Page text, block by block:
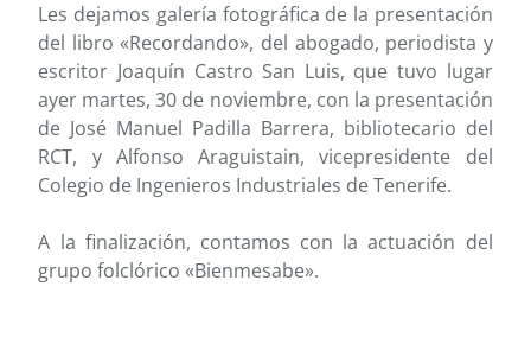
Les dejamos galería fotográfica de la presentación
del libro «Recordando», del abogado, periodista y
escritor Joaquín Castro San Luis, que tuvo lugar
ayer martes, 30 de noviembre, con la presentación
de José Manuel Padilla Barrera, bibliotecario del
RCT, y Alfonso Araguistain, vicepresidente del
Colegio de Ingenieros Industriales de Tenerife.
A la finalización, contamos con la actuación del
grupo folclórico «Bienmesabe».